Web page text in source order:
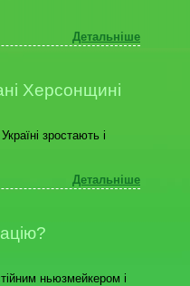
Детальніше
Херсонщині
зростають і
Детальніше
ньюзмейкером і